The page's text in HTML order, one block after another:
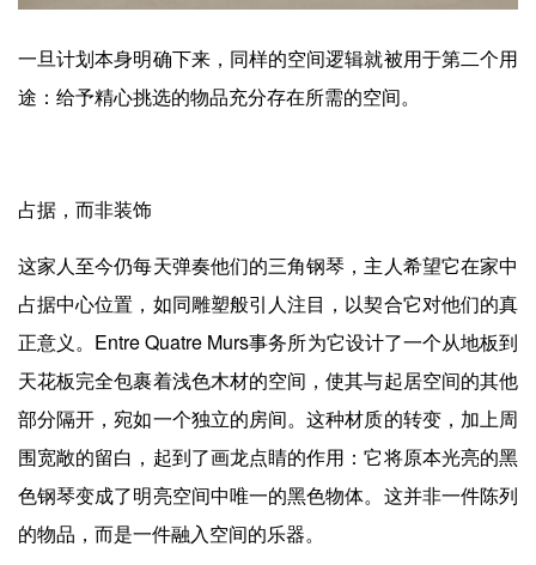
一旦计划本身明确下来，同样的空间逻辑就被用于第二个用
途：给予精心挑选的物品充分存在所需的空间。
占据，而非装饰
这家人至今仍每天弹奏他们的三角钢琴，主人希望它在家中
占据中心位置，如同雕塑般引人注目，以契合它对他们的真
正意义。Entre Quatre Murs事务所为它设计了一个从地板到
天花板完全包裹着浅色木材的空间，使其与起居空间的其他
部分隔开，宛如一个独立的房间。这种材质的转变，加上周
围宽敞的留白，起到了画龙点睛的作用：它将原本光亮的黑
色钢琴变成了明亮空间中唯一的黑色物体。这并非一件陈列
的物品，而是一件融入空间的乐器。